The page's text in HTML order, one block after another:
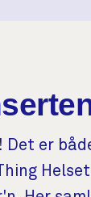
Det er